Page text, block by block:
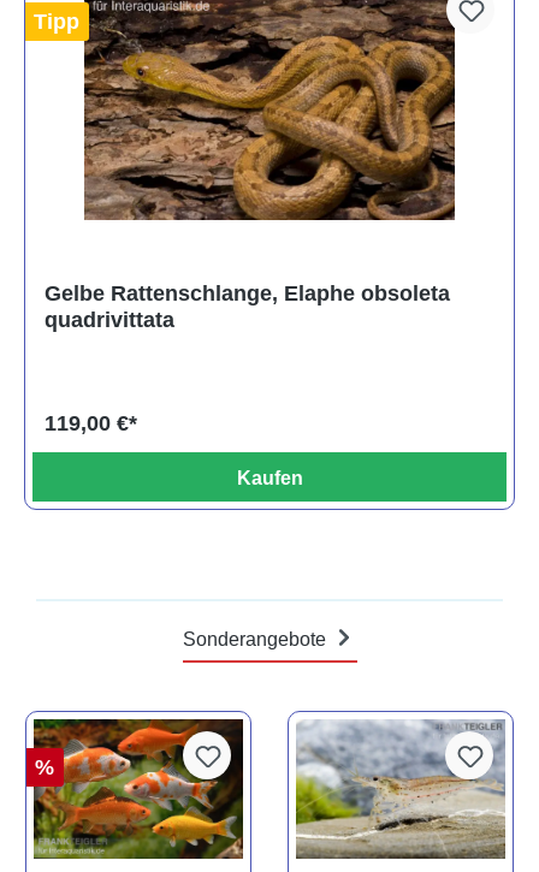
Tipp
Gelbe Rattenschlange, Elaphe obsoleta
quadrivittata
119,00 €*
Kaufen
Sonderangebote
%